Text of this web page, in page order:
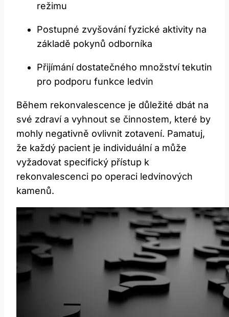
režimu
Postupné zvyšování fyzické aktivity na
základě pokynů odborníka
Přijímání dostatečného množství tekutin
pro podporu funkce ledvin
Během rekonvalescence je důležité dbát na
své zdraví a vyhnout se činnostem, které by
mohly negativně ovlivnit zotavení. Pamatuj,
že každý pacient je individuální a může
vyžadovat specifický přístup k
rekonvalescenci po operaci ledvinových
kamenů.